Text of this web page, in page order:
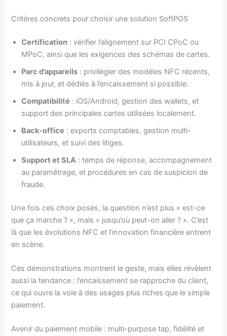
Critères concrets pour choisir une solution SoftPOS
Certification : vérifier l’alignement sur PCI CPoC ou
MPoC, ainsi que les exigences des schémas de cartes.
Parc d’appareils : privilégier des modèles NFC récents,
mis à jour, et dédiés à l’encaissement si possible.
Compatibilité : iOS/Android, gestion des wallets, et
support des principales cartes utilisées localement.
Back-office : exports comptables, gestion multi-
utilisateurs, et suivi des litiges.
Support et SLA : temps de réponse, accompagnement
au paramétrage, et procédures en cas de suspicion de
fraude.
Une fois ces choix posés, la question n’est plus « est-ce
que ça marche ? », mais « jusqu’où peut-on aller ? ». C’est
là que les évolutions NFC et l’innovation financière entrent
en scène.
Ces démonstrations montrent le geste, mais elles révèlent
aussi la tendance : l’encaissement se rapproche du client,
ce qui ouvre la voie à des usages plus riches que le simple
paiement.
Avenir du paiement mobile : multi-purpose tap, fidélité et